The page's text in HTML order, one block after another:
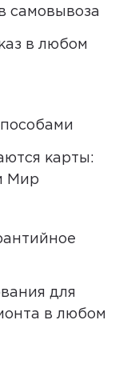
заказ.
(если
Вы можете
удобный для
вы
самовывоза
в любом
карты:
Мир
для
в любом